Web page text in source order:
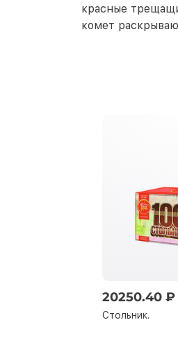
красные
комет
20250.40 ₽
Стольник.